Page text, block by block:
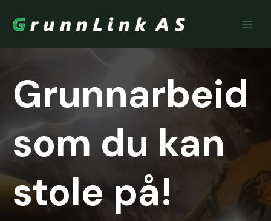
content
Grunnarbeid
som du kan
stole på!